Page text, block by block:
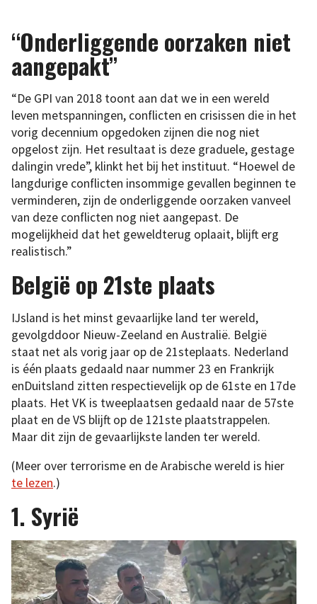
“Onderliggende oorzaken niet
aangepakt”
“De GPI van 2018 toont aan dat we in een wereld
leven metspanningen, conflicten en crisissen die in het
vorig decennium opgedoken zijnen die nog niet
opgelost zijn. Het resultaat is deze graduele, gestage
dalingin vrede”, klinkt het bij het instituut. “Hoewel de
langdurige conflicten insommige gevallen beginnen te
verminderen, zijn de onderliggende oorzaken vanveel
van deze conflicten nog niet aangepast. De
mogelijkheid dat het geweldterug oplaait, blijft erg
realistisch.”
België op 21ste plaats
IJsland is het minst gevaarlijke land ter wereld,
gevolgddoor Nieuw-Zeeland en Australië. België
staat net als vorig jaar op de 21steplaats. Nederland
is één plaats gedaald naar nummer 23 en Frankrijk
enDuitsland zitten respectievelijk op de 61ste en 17de
plaats. Het VK is tweeplaatsen gedaald naar de 57ste
plaat en de VS blijft op de 121ste plaatstrappelen.
Maar dit zijn de gevaarlijkste landen ter wereld.
(Meer over terrorisme en de Arabische wereld is hier
te lezen.)
1. Syrië